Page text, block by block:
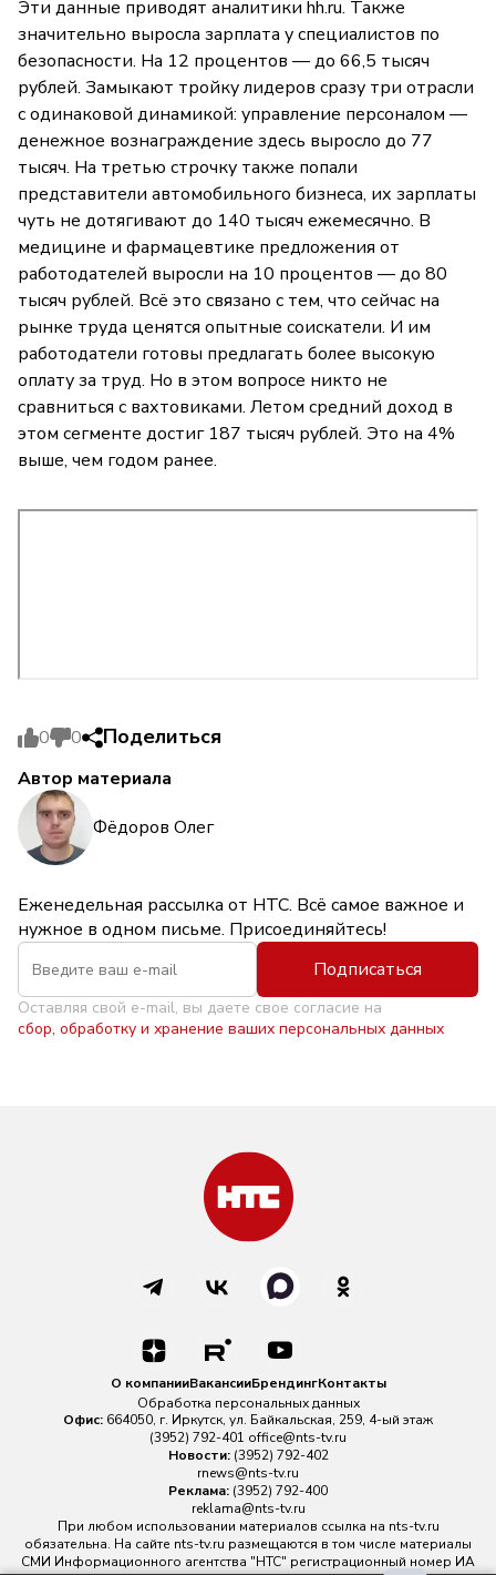
Эти данные приводят аналитики hh.ru. Также
значительно выросла зарплата у специалистов по
безопасности. На 12 процентов — до 66,5 тысяч
рублей. Замыкают тройку лидеров сразу три отрасли
с одинаковой динамикой: управление персоналом —
денежное вознаграждение здесь выросло до 77
тысяч. На третью строчку также попали
представители автомобильного бизнеса, их зарплаты
чуть не дотягивают до 140 тысяч ежемесячно. В
медицине и фармацевтике предложения от
работодателей выросли на 10 процентов — до 80
тысяч рублей. Всё это связано с тем, что сейчас на
рынке труда ценятся опытные соискатели. И им
работодатели готовы предлагать более высокую
оплату за труд. Но в этом вопросе никто не
сравниться с вахтовиками. Летом средний доход в
этом сегменте достиг 187 тысяч рублей. Это на 4%
выше, чем годом ранее.
0 0 Поделиться
Автор материала
Фёдоров Олег
Еженедельная рассылка от НТС. Всё самое важное и
нужное в одном письме. Присоединяйтесь!
Подписаться
Оставляя свой e-mail, вы даете свое согласие на
сбор, обработку и хранение ваших персональных данных
О компанииВакансииБрендингКонтакты
Обработка персональных данных
Офис: 664050, г. Иркутск, ул. Байкальская, 259, 4-ый этаж
(3952) 792-401 office@nts-tv.ru
Новости: (3952) 792-402
rnews@nts-tv.ru
Реклама: (3952) 792-400
reklama@nts-tv.ru
При любом использовании материалов ссылка на nts-tv.ru
обязательна. На сайте nts-tv.ru размещаются в том числе материалы
СМИ Информационного агентства "НТС" регистрационный номер ИА